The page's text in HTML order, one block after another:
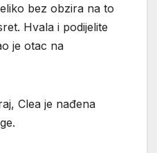
bez obzira na to
Hvala i podijelite
je otac na
Clea je nađena